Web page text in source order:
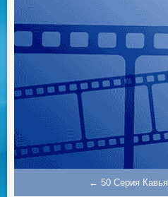
← 50 Серия Кавья